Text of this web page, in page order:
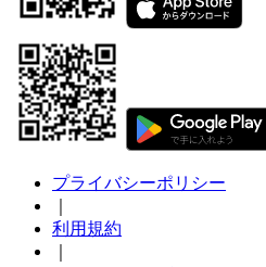
プライバシーポリシー
利用規約